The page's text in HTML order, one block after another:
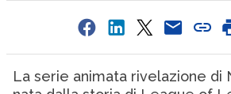
La serie animata rivelazione di